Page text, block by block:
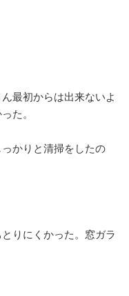
最初からは出来ないよ
た。
かりと清掃をしたの
りにくかった。窓ガラ